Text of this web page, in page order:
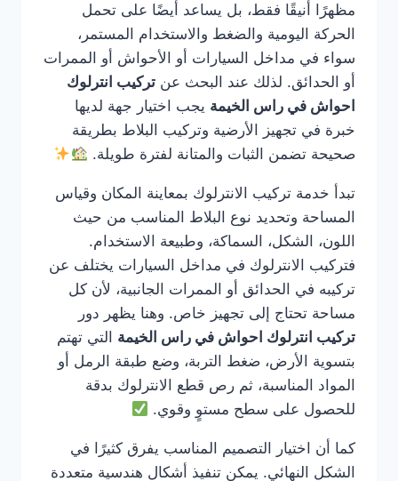
مظهرًا أنيقًا فقط، بل يساعد أيضًا على تحمل
الحركة اليومية والضغط والاستخدام المستمر،
سواء في مداخل السيارات أو الأحواش أو الممرات
أو الحدائق. لذلك عند البحث عن تركيب انترلوك
احواش في راس الخيمة يجب اختيار جهة لديها
خبرة في تجهيز الأرضية وتركيب البلاط بطريقة
صحيحة تضمن الثبات والمتانة لفترة طويلة.
تبدأ خدمة تركيب الانترلوك بمعاينة المكان وقياس
المساحة وتحديد نوع البلاط المناسب من حيث
اللون، الشكل، السماكة، وطبيعة الاستخدام.
فتركيب الانترلوك في مداخل السيارات يختلف عن
تركيبه في الحدائق أو الممرات الجانبية، لأن كل
مساحة تحتاج إلى تجهيز خاص. وهنا يظهر دور
تركيب انترلوك احواش في راس الخيمة التي تهتم
بتسوية الأرض، ضغط التربة، وضع طبقة الرمل أو
المواد المناسبة، ثم رص قطع الانترلوك بدقة
للحصول على سطح مستوٍ وقوي.
كما أن اختيار التصميم المناسب يفرق كثيرًا في
الشكل النهائي. يمكن تنفيذ أشكال هندسية متعددة